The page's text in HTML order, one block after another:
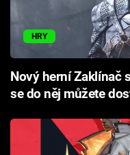
Přihlášení
Sledujte nás
HRY
Nový herní Zaklínač
se do něj můžete